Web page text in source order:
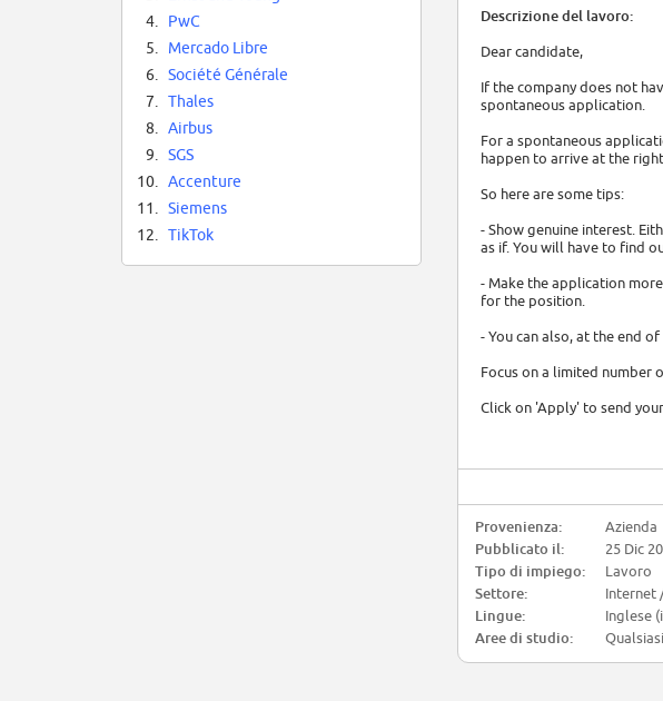
Descrizione del lavoro:
Dear candidate,
If the company does not
spontaneous application.
For a spontaneous
happen to arrive at the
So here are some tips:
- Show genuine interest.
as if. You will have to find
- Make the application
for the position.
- You can also, at the end
Focus on a limited number
Click on 'Apply' to send
Provenienza:
Azienda
Pubblicato il:
25 Dic
Tipo di impiego:
Lavoro
Settore:
Internet
Lingue:
Inglese
Aree di studio:
4.
PwC
5.
Mercado Libre
6.
Société Générale
7.
Thales
8.
Airbus
9.
SGS
10.
Accenture
11.
Siemens
12.
TikTok